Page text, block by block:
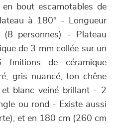
bout escamotables de
à 180° - Longueur
personnes) - Plateau
de 3 mm collée sur un
de céramique
gris nuancé, ton chêne
et blanc veiné brillant - 2
ou rond - Existe aussi
et en 180 cm (260 cm